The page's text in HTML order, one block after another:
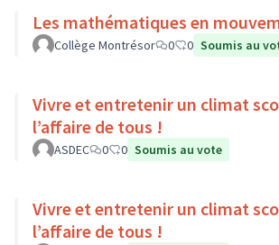
Les mathématiques en
Collège Montrésor 0 0 Soumis au
Vivre et entretenir un climat
l’affaire de tous !
ASDEC 0 0 Soumis au vote
Vivre et entretenir un climat
l’affaire de tous !